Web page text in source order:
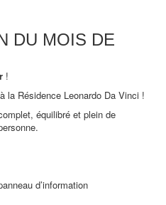
DU MOIS DE
!
la Résidence Leonardo Da Vinci !
équilibré et plein de
d’information